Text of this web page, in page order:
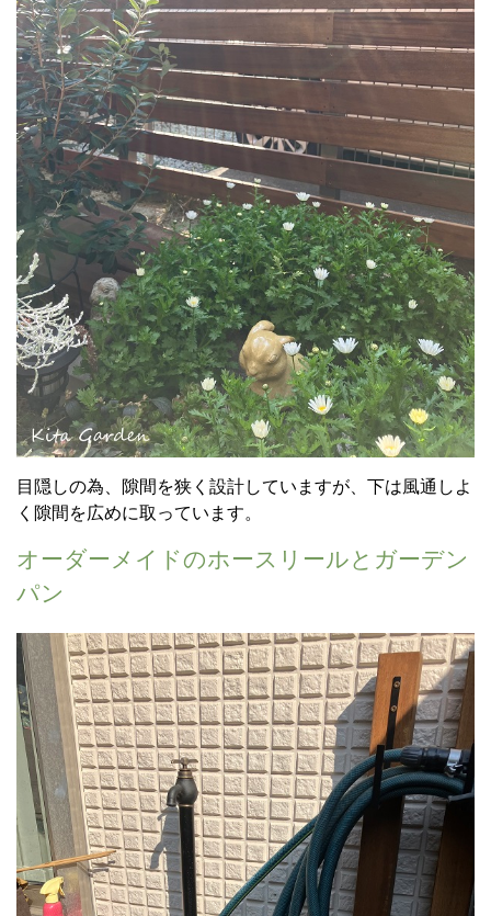
目隠しの為、隙間を狭く設計していますが、下は風通しよ
く隙間を広めに取っています。
オーダーメイドのホースリールとガーデン
パン